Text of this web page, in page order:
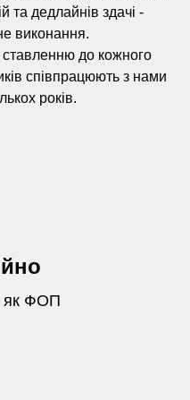
та дедлайнів здачі -
виконання.
до кожного
співпрацюють з нами
років.
як ФОП